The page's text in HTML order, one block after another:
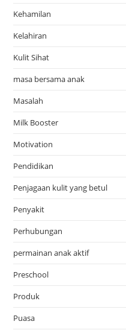
Kehamilan
Kelahiran
Kulit Sihat
masa bersama anak
Masalah
Milk Booster
Motivation
Pendidikan
Penjagaan kulit yang betul
Penyakit
Perhubungan
permainan anak aktif
Preschool
Produk
Puasa